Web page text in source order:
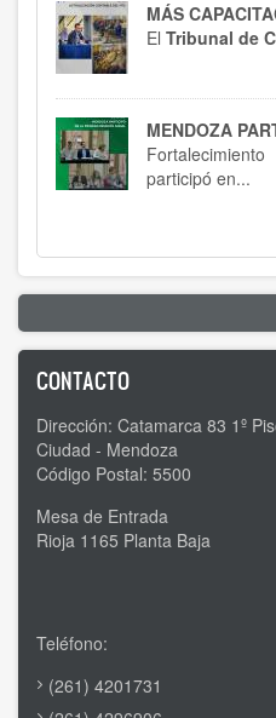
El Tribunal de
participó en...
CONTACTO
Dirección: Catamarca 83 1º
Ciudad - Mendoza
Código Postal: 5500
Mesa de Entrada
Rioja 1165 Planta Baja
Teléfono:
(261) 4201731